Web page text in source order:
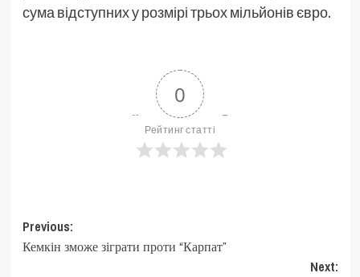
сума відступних у розмірі трьох мільйонів євро.
0
Рейтинг статті
Post
navigation
Previous:
Кемкін зможе зіграти проти “Карпат”
Next: